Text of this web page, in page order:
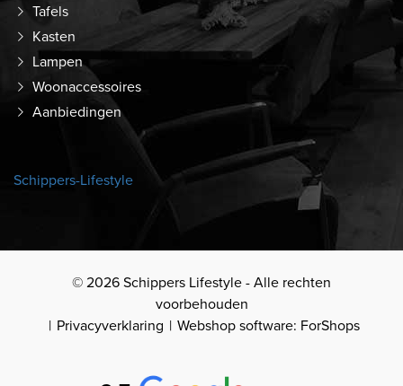
Tafels
Kasten
Lampen
Woonaccessoires
Aanbiedingen
Schippers-Lifestyle
© 2026 Schippers Lifestyle - Alle rechten
voorbehouden
Privacyverklaring
Webshop software: ForShops